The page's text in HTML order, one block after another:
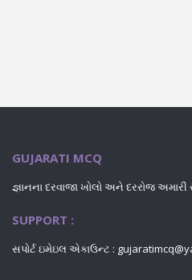
GUJARATI MCQ
જ્ઞાનના દરવાજા ખોલો અને દરરોજ
SUPPORT :
સપોર્ટ ઇમેઇલ એકાઉન્ટ :